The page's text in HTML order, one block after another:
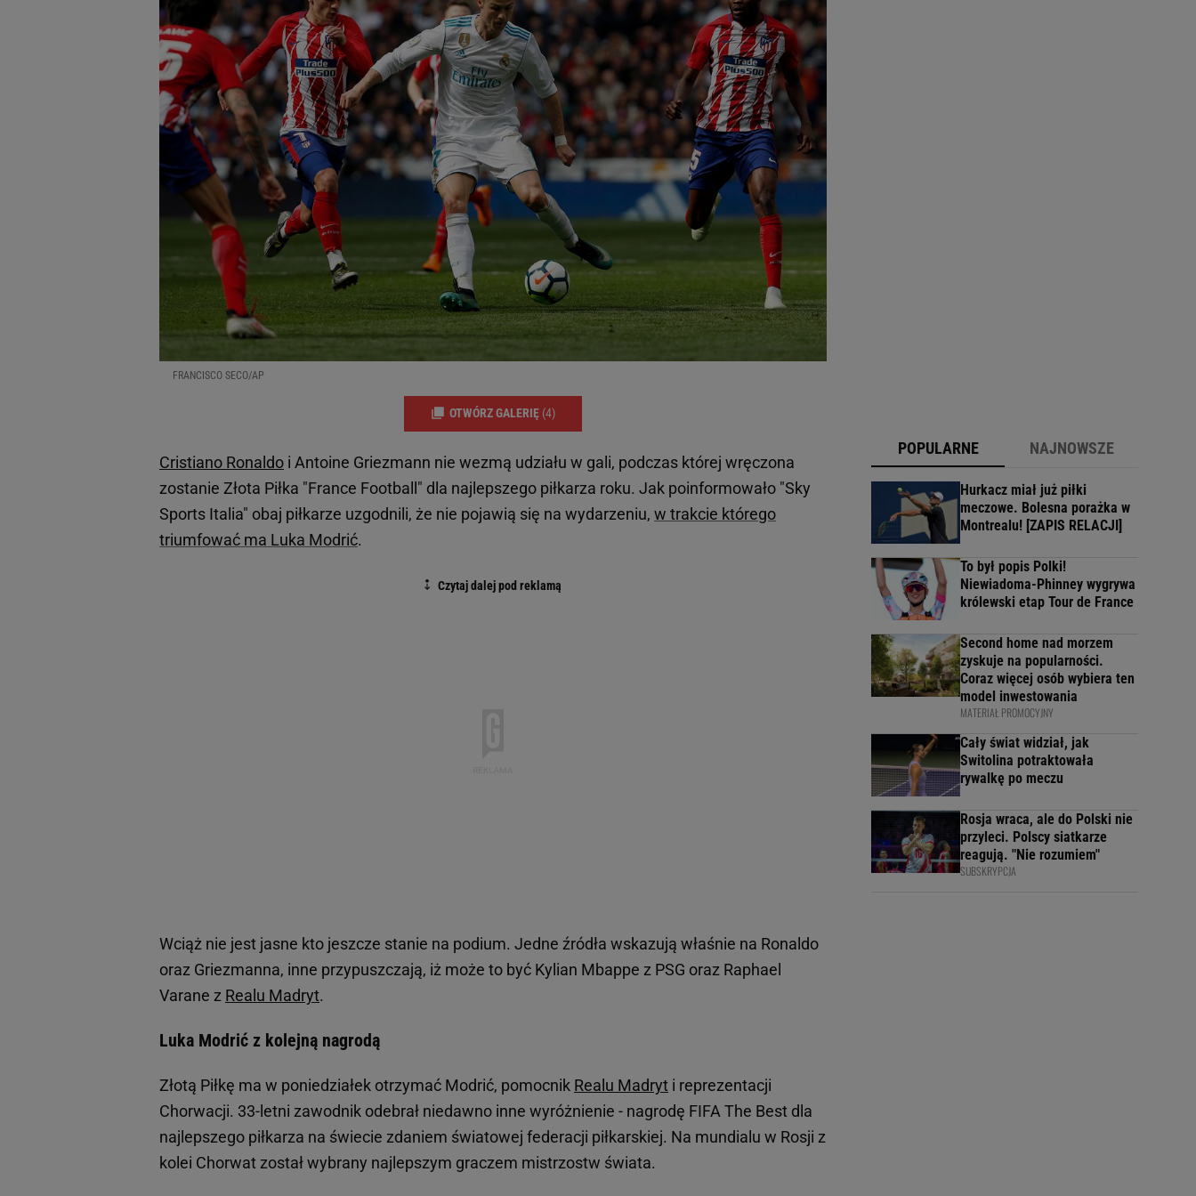
FRANCISCO SECO/AP
OTWÓRZ GALERIĘ (4)
Cristiano Ronaldo i Antoine Griezmann nie wezmą udziału w gali, podczas której wręczona
zostanie Złota Piłka "France Football" dla najlepszego piłkarza roku. Jak poinformowało "Sky
Sports Italia" obaj piłkarze uzgodnili, że nie pojawią się na wydarzeniu, w trakcie którego
triumfować ma Luka Modrić.
Wciąż nie jest jasne kto jeszcze stanie na podium. Jedne źródła wskazują właśnie na Ronaldo
oraz Griezmanna, inne przypuszczają, iż może to być Kylian Mbappe z PSG oraz Raphael
Varane z Realu Madryt.
Luka Modrić z kolejną nagrodą
Złotą Piłkę ma w poniedziałek otrzymać Modrić, pomocnik Realu Madryt i reprezentacji
Chorwacji. 33-letni zawodnik odebrał niedawno inne wyróżnienie - nagrodę FIFA The Best dla
najlepszego piłkarza na świecie zdaniem światowej federacji piłkarskiej. Na mundialu w Rosji z
kolei Chorwat został wybrany najlepszym graczem mistrzostw świata.
POPULARNE NAJNOWSZE
Hurkacz miał już piłki
meczowe. Bolesna porażka w
Montrealu! [ZAPIS RELACJI]
To był popis Polki!
Niewiadoma-Phinney wygrywa
królewski etap Tour de France
Second home nad morzem
zyskuje na popularności.
Coraz więcej osób wybiera ten
model inwestowania
MATERIAŁ PROMOCYJNY
Cały świat widział, jak
Switolina potraktowała
rywalkę po meczu
Rosja wraca, ale do Polski nie
przyleci. Polscy siatkarze
reagują. "Nie rozumiem"
SUBSKRYPCJA